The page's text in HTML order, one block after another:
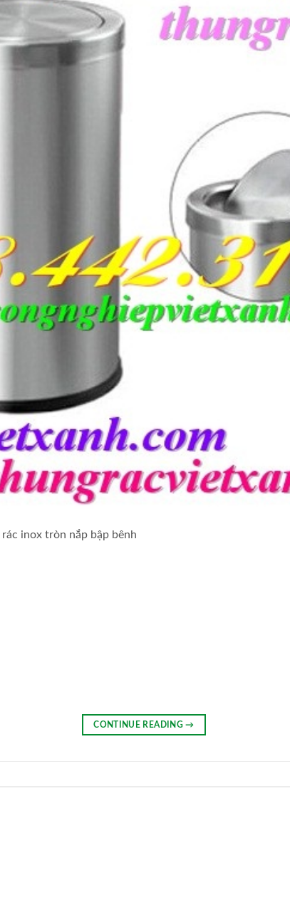
inox tròn nắp bập bênh
CONTINUE READING→